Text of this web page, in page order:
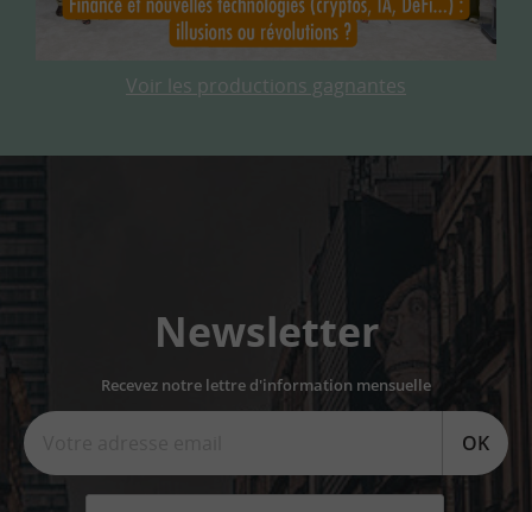
Voir les productions gagnantes
Newsletter
Recevez notre lettre d'information mensuelle
OK